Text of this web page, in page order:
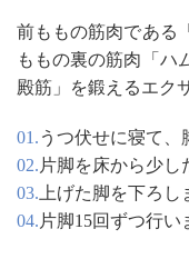
前ももの筋肉である
ももの裏の筋肉「ハ
殿筋」を鍛えるエク
うつ伏せに寝て、
片脚を床から少し
上げた脚を下ろし
片脚15回ずつ行い